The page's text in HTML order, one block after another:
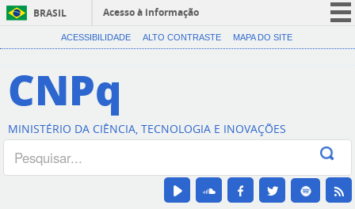
BRASIL
Acesso à informação
CORONAVÍRUS (COVID-19)
Canais
ACESSIBILIDADE ALTO CONTRASTE MAPA DO SITE
CNPq
MINISTÉRIO DA CIÊNCIA, TECNOLOGIA E INOVAÇÕES